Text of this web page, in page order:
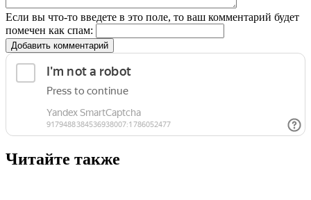
Если вы что-то введете в это поле, то ваш комментарий будет
помечен как спам:
Добавить комментарий
Читайте также